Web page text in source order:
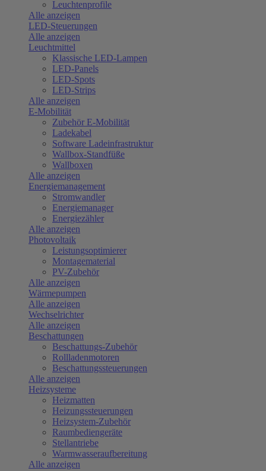
Leuchtenprofile
Alle anzeigen
LED-Steuerungen
Alle anzeigen
Leuchtmittel
Klassische LED-Lampen
LED-Panels
LED-Spots
LED-Strips
Alle anzeigen
E-Mobilität
Zubehör E-Mobilität
Ladekabel
Software Ladeinfrastruktur
Wallbox-Standfüße
Wallboxen
Alle anzeigen
Energiemanagement
Stromwandler
Energiemanager
Energiezähler
Alle anzeigen
Photovoltaik
Leistungsoptimierer
Montagematerial
PV-Zubehör
Alle anzeigen
Wärmepumpen
Alle anzeigen
Wechselrichter
Alle anzeigen
Beschattungen
Beschattungs-Zubehör
Rollladenmotoren
Beschattungssteuerungen
Alle anzeigen
Heizsysteme
Heizmatten
Heizungssteuerungen
Heizsystem-Zubehör
Raumbediengeräte
Stellantriebe
Warmwasseraufbereitung
Alle anzeigen